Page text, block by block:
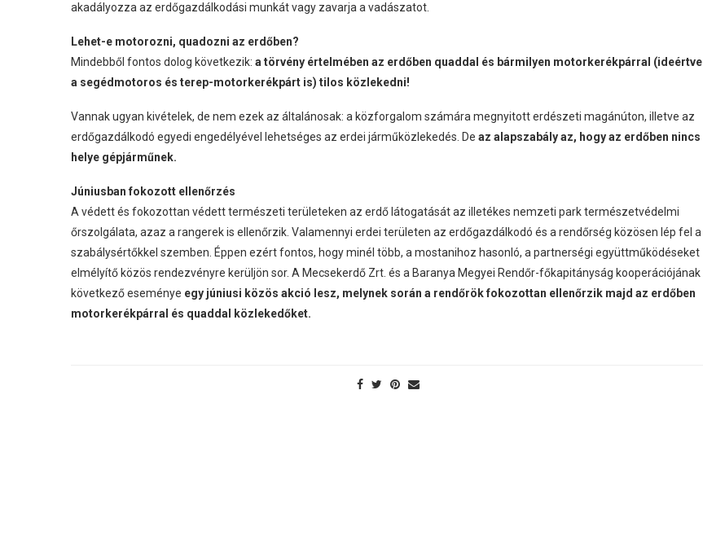
akadályozza az erdőgazdálkodási munkát vagy zavarja a vadászatot.
Lehet-e motorozni, quadozni az erdőben?
Mindebből fontos dolog következik: a törvény értelmében az erdőben quaddal és bármilyen motorkerékpárral (ideértve
a segédmotoros és terep-motorkerékpárt is) tilos közlekedni!
Vannak ugyan kivételek, de nem ezek az általánosak: a közforgalom számára megnyitott erdészeti magánúton, illetve az
erdőgazdálkodó egyedi engedélyével lehetséges az erdei járműközlekedés. De az alapszabály az, hogy az erdőben nincs
helye gépjárműnek.
Júniusban fokozott ellenőrzés
A védett és fokozottan védett természeti területeken az erdő látogatását az illetékes nemzeti park természetvédelmi
őrszolgálata, azaz a rangerek is ellenőrzik. Valamennyi erdei területen az erdőgazdálkodó és a rendőrség közösen lép fel a
szabálysértőkkel szemben. Éppen ezért fontos, hogy minél több, a mostanihoz hasonló, a partnerségi együttműködéseket
elmélyítő közös rendezvényre kerüljön sor. A Mecsekerdő Zrt. és a Baranya Megyei Rendőr-főkapitányság kooperációjának
következő eseménye egy júniusi közös akció lesz, melynek során a rendőrök fokozottan ellenőrzik majd az erdőben
motorkerékpárral és quaddal közlekedőket.